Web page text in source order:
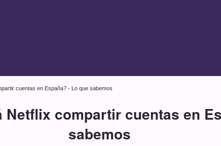
cuentas en España? - Lo que sabemos
compartir cuentas en
sabemos